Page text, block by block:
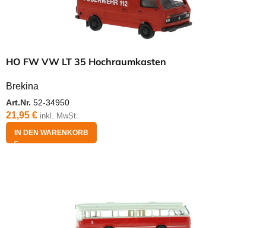
HO FW VW LT 35 Hochraumkasten
Brekina
Art.Nr. 52-34950
21,95 € inkl. MwSt.
IN DEN WARENKORB